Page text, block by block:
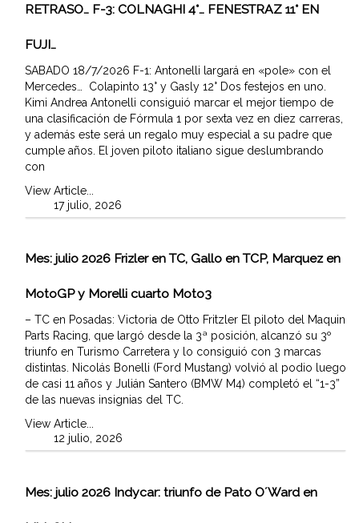
RETRASO… F-3: COLNAGHI 4°… FENESTRAZ 11° EN
FUJI…
SABADO 18/7/2026 F-1: Antonelli largará en «pole» con el
Mercedes… Colapinto 13° y Gasly 12° Dos festejos en uno.
Kimi Andrea Antonelli consiguió marcar el mejor tiempo de
una clasificación de Fórmula 1 por sexta vez en diez carreras,
y además este será un regalo muy especial a su padre que
cumple años. El joven piloto italiano sigue deslumbrando
con
View Article...
17 julio, 2026
Mes: julio 2026 Frizler en TC, Gallo en TCP, Marquez en
MotoGP y Morelli cuarto Moto3
– TC en Posadas: Victoria de Otto Fritzler El piloto del Maquin
Parts Racing, que largó desde la 3ª posición, alcanzó su 3º
triunfo en Turismo Carretera y lo consiguió con 3 marcas
distintas. Nicolás Bonelli (Ford Mustang) volvió al podio luego
de casi 11 años y Julián Santero (BMW M4) completó el “1-3”
de las nuevas insignias del TC.
View Article...
12 julio, 2026
Mes: julio 2026 Indycar: triunfo de Pato O´Ward en